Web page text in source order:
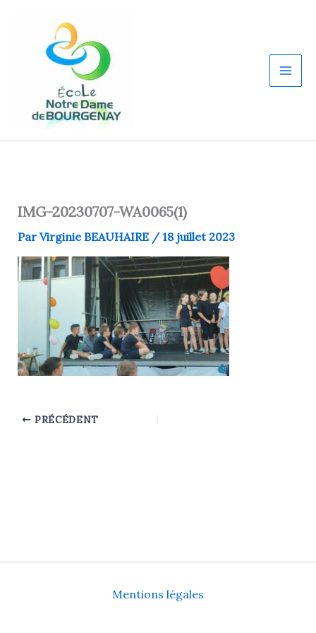
IMG-20230707-WA0065(1)
Par Virginie BEAUHAIRE /18 juillet 2023
PRÉCÉDENT
Mentions légales